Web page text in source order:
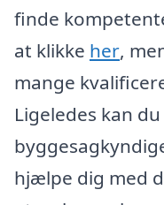
finde
at klikke her,
mange
Ligeledes kan
hjælpe dig med